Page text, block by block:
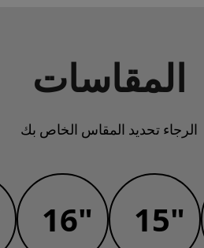
المقاسات
الرجاء تحديد المقاس الخاص بك
15"
16"